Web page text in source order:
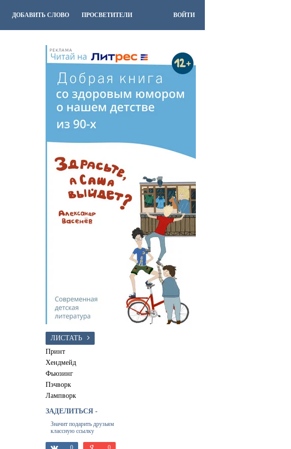
ДОБАВИТЬ СЛОВО ПРОСВЕТИТЕЛИ ВОЙТИ
РЕКЛАМА
ЛИСТАТЬ
Принт
Хендмейд
Фьюзинг
Пэчворк
Лампворк
ЗАДЕЛИТЬСЯ -
Значит подарить друзьям
классную ссылку